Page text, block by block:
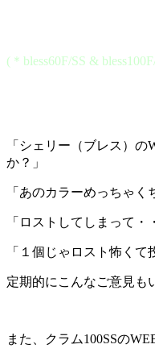
(＊bless60F/SS &
「シェリー（ブレス）
か？」
「あのカラーめっちゃく
「ロストしてしまって・
「１個じゃロスト怖くて
定期的にこんなご意見も
また、クラム100SSの